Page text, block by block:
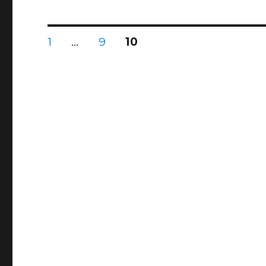
な
ブ
投
固
1 …
固
9
固
10